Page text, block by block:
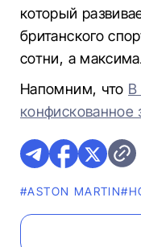
который
британского
сотни, а
Напомним, что В
конфискованное
#ASTON MARTIN